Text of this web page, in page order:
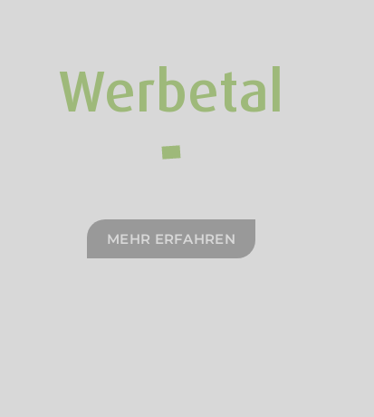
Werbetal
MEHR ERFAHREN